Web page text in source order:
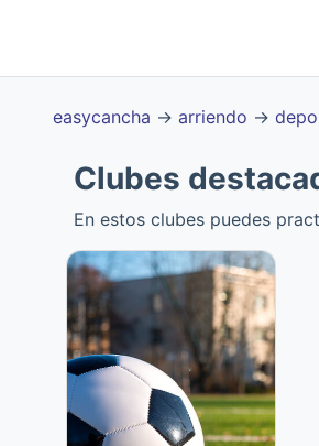
easycancha → arriendo →
Clubes
En estos clubes puedes